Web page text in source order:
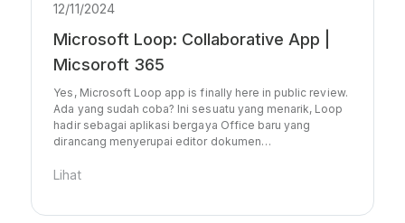
12/11/2024
Microsoft Loop: Collaborative App |
Micsoroft 365
Yes, Microsoft Loop app is finally here in public review.
Ada yang sudah coba? Ini sesuatu yang menarik, Loop
hadir sebagai aplikasi bergaya Office baru yang
dirancang menyerupai editor dokumen…
Lihat